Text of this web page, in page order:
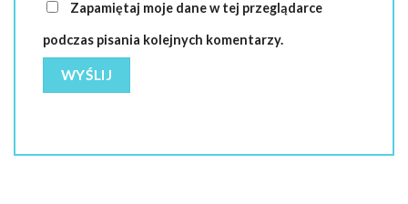
Zapamiętaj moje dane w tej przeglądarce
podczas pisania kolejnych komentarzy.